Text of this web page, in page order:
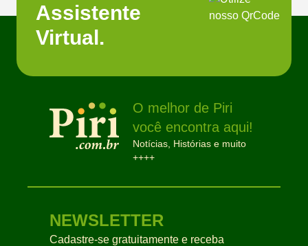
Assistente
Virtual.
O melhor de Piri
você encontra aqui!
Notícias, Histórias e muito
++++
NEWSLETTER
Cadastre-se gratuitamente e receba